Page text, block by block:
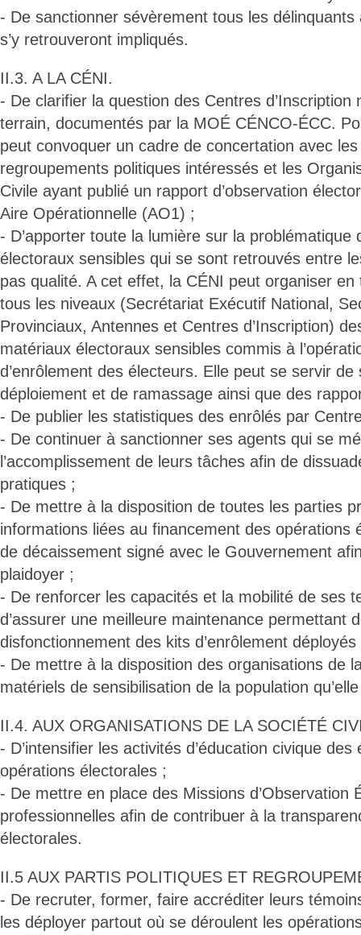
- De sanctionner sévèrement tous les
s’y retrouveront impliqués.
II.3. A LA CÉNI.
- De clarifier la question des Centres d’Inscription
terrain, documentés par la MOÉ CÉNCO-ÉCC.
peut convoquer un cadre de concertation avec
regroupements politiques intéressés et les
Civile ayant publié un rapport d’observation
Aire Opérationnelle (AO1) ;
- D’apporter toute la lumière sur la problématique
électoraux sensibles qui se sont retrouvés entre
pas qualité. A cet effet, la CÉNI peut organiser
tous les niveaux (Secrétariat Exécutif National,
Provinciaux, Antennes et Centres d’Inscription)
matériaux électoraux sensibles commis à
d’enrôlement des électeurs. Elle peut se servir de
déploiement et de ramassage ainsi que des
- De publier les statistiques des enrôlés par
- De continuer à sanctionner ses agents qui se
l’accomplissement de leurs tâches afin de
pratiques ;
- De mettre à la disposition de toutes les parties
informations liées au financement des opérations
de décaissement signé avec le Gouvernement
plaidoyer ;
- De renforcer les capacités et la mobilité de ses
d’assurer une meilleure maintenance permettant
disfonctionnement des kits d’enrôlement
- De mettre à la disposition des organisations de
matériels de sensibilisation de la population
II.4. AUX ORGANISATIONS DE LA SOCIÉTÉ
- D’intensifier les activités d’éducation civique
opérations électorales ;
- De mettre en place des Missions d’Observation
professionnelles afin de contribuer à la
électorales.
II.5 AUX PARTIS POLITIQUES ET
- De recruter, former, faire accréditer leurs
les déployer partout où se déroulent les